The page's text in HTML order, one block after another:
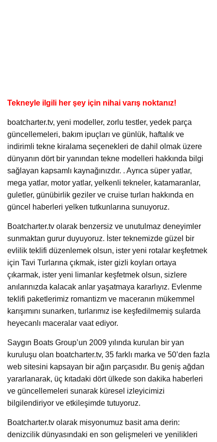
Tekneyle ilgili her şey için nihai varış noktanız!
boatcharter.tv, yeni modeller, zorlu testler, yedek parça
güncellemeleri, bakım ipuçları ve günlük, haftalık ve
indirimli tekne kiralama seçenekleri de dahil olmak üzere
dünyanın dört bir yanından tekne modelleri hakkında bilgi
sağlayan kapsamlı kaynağınızdır. . Ayrıca süper yatlar,
mega yatlar, motor yatlar, yelkenli tekneler, katamaranlar,
guletler, günübirlik geziler ve cruise turları hakkında en
güncel haberleri yelken tutkunlarına sunuyoruz.
Boatcharter.tv olarak benzersiz ve unutulmaz deneyimler
sunmaktan gurur duyuyoruz. İster teknemizde güzel bir
evlilik teklifi düzenlemek olsun, ister yeni rotalar keşfetmek
için Tavi Turlarına çıkmak, ister gizli koyları ortaya
çıkarmak, ister yeni limanlar keşfetmek olsun, sizlere
anılarınızda kalacak anlar yaşatmaya kararlıyız. Evlenme
teklifi paketlerimiz romantizm ve maceranın mükemmel
karışımını sunarken, turlarımız ise keşfedilmemiş sularda
heyecanlı maceralar vaat ediyor.
Saygın Boats Group’un 2009 yılında kurulan bir yan
kuruluşu olan boatcharter.tv, 35 farklı marka ve 50’den fazla
web sitesini kapsayan bir ağın parçasıdır. Bu geniş ağdan
yararlanarak, üç kıtadaki dört ülkede son dakika haberleri
ve güncellemeleri sunarak küresel izleyicimizi
bilgilendiriyor ve etkileşimde tutuyoruz.
Boatcharter.tv olarak misyonumuz basit ama derin:
denizcilik dünyasındaki en son gelişmeleri ve yenilikleri